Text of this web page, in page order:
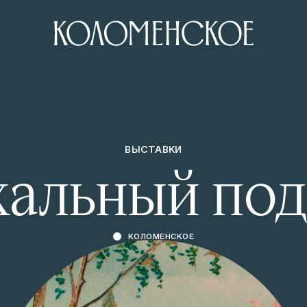
ВЫСТАВКИ
КОЛОМЕНСКОЕ